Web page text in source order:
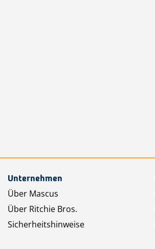
Unternehmen
Über Mascus
Über Ritchie Bros.
Sicherheitshinweise